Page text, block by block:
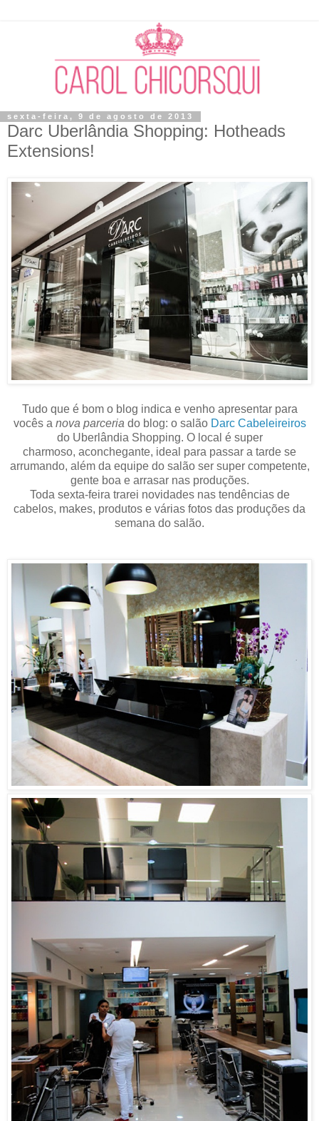
sexta-feira, 9 de agosto de 2013
Darc Uberlândia Shopping: Hotheads
Extensions!
Tudo que é bom o blog indica e venho apresentar para
vocês a nova parceria do blog: o salão Darc Cabeleireiros
do Uberlândia Shopping. O local é super
charmoso, aconchegante, ideal para passar a tarde se
arrumando, além da equipe do salão ser super competente,
gente boa e arrasar nas produções.
Toda sexta-feira trarei novidades nas tendências de
cabelos, makes, produtos e várias fotos das produções da
semana do salão.